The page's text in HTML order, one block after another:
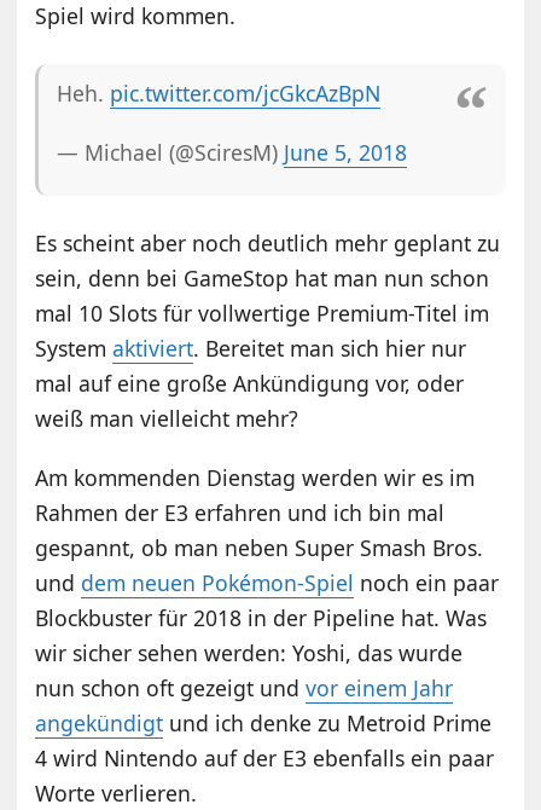
Spiel wird kommen.
Heh. pic.twitter.com/jcGkcAzBpN
— Michael (@SciresM) June 5, 2018
Es scheint aber noch deutlich mehr geplant zu
sein, denn bei GameStop hat man nun schon
mal 10 Slots für vollwertige Premium-Titel im
Systemaktiviert. Bereitet man sich hier nur
mal auf eine große Ankündigung vor, oder
weiß man vielleicht mehr?
Am kommenden Dienstag werden wir es im
Rahmen der E3 erfahren und ich bin mal
gespannt, ob man neben Super Smash Bros.
und dem neuen Pokémon-Spiel noch ein paar
Blockbuster für 2018 in der Pipeline hat. Was
wir sicher sehen werden: Yoshi, das wurde
nun schon oft gezeigt undvor einem Jahr
angekündigt und ich denke zu Metroid Prime
4 wird Nintendo auf der E3 ebenfalls ein paar
Worte verlieren.